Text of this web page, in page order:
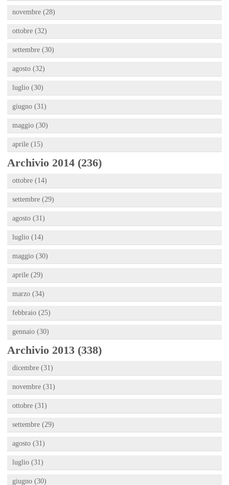
novembre (28)
ottobre (32)
settembre (30)
agosto (32)
luglio (30)
giugno (31)
maggio (30)
aprile (15)
Archivio 2014 (236)
ottobre (14)
settembre (29)
agosto (31)
luglio (14)
maggio (30)
aprile (29)
marzo (34)
febbraio (25)
gennaio (30)
Archivio 2013 (338)
dicembre (31)
novembre (31)
ottobre (31)
settembre (29)
agosto (31)
luglio (31)
giugno (30)